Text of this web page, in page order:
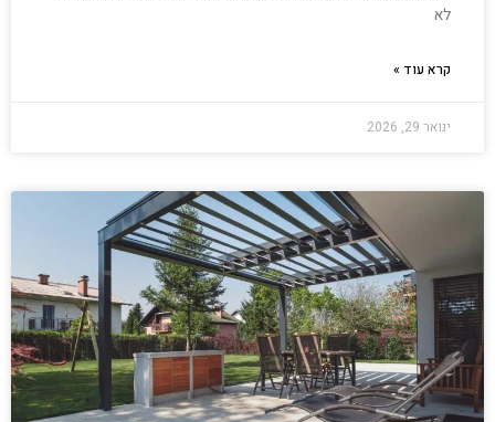
לא
קרא עוד »
ינואר 29, 2026